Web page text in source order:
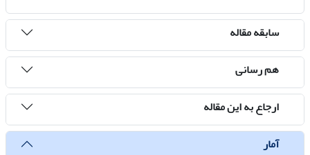
سابقه مقاله
هم رسانی
ارجاع به این مقاله
آمار